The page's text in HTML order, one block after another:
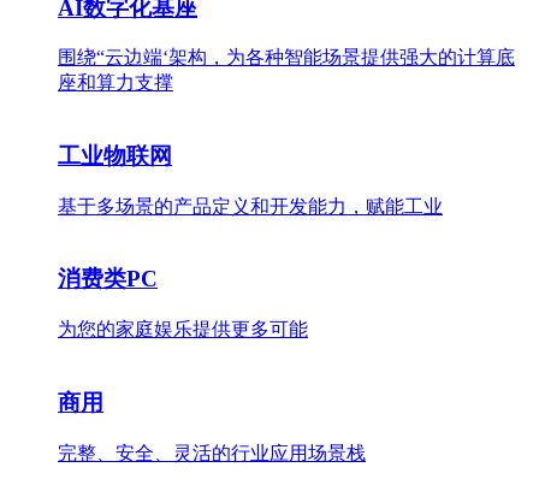
AI数字化基座
围绕“云边端‘架构，为各种智能场景提供强大的计算底
座和算力支撑
工业物联网
基于多场景的产品定义和开发能力，赋能工业
消费类PC
为您的家庭娱乐提供更多可能
商用
完整、安全、灵活的行业应用场景栈